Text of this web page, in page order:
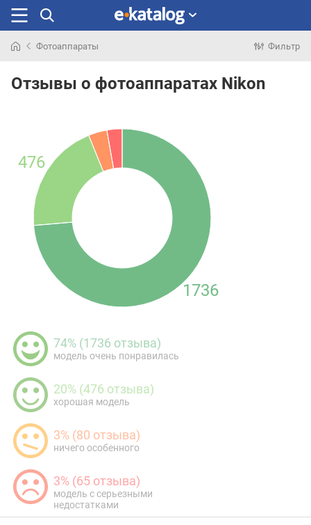
раньше
Фотоаппараты Фильтр
Отзывы о фотоаппаратах Nikon
1736
476
74% (1736 отзыва)
модель очень понравилась
20% (476 отзыва)
хорошая модель
3% (80 отзыва)
ничего особенного
3% (65 отзыва)
модель с серьезными
недостатками